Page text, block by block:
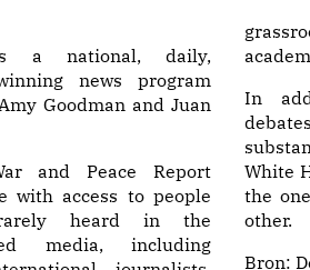
a national, daily,
news program
Goodman and Juan
and Peace Report
with access to people
heard in the
media, including
In
White
the
other.
Bron: